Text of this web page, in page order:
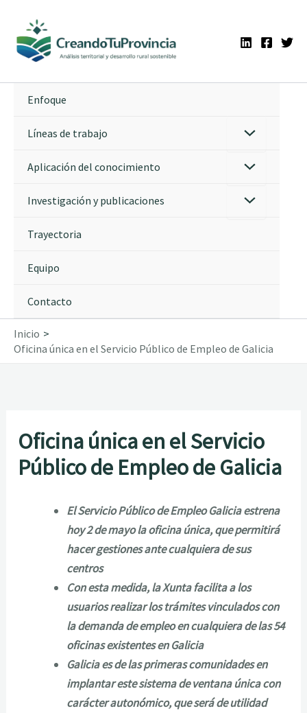
contenido
Enfoque
Líneas de trabajo
Aplicación del conocimiento
Investigación y publicaciones
Trayectoria
Equipo
Contacto
Inicio
Oficina única en el Servicio Público de Empleo de Galicia
Oficina única en el Servicio
Público de Empleo de Galicia
El Servicio Público de Empleo Galicia estrena
hoy 2 de mayo la oficina única, que permitirá
hacer gestiones ante cualquiera de sus
centros
Con esta medida, la Xunta facilita a los
usuarios realizar los trámites vinculados con
la demanda de empleo en cualquiera de las 54
oficinas existentes en Galicia
Galicia es de las primeras comunidades en
implantar este sistema de ventana única con
carácter autonómico, que será de utilidad